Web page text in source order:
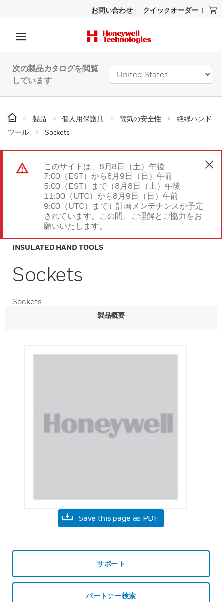
お問い合わせ クイックオーダー
次の製品カタログを閲覧
しています
製品 個人用保護具 電気の安全性
絶縁ハンド
ツール
Sockets
このサイトは、8月8日（土）午後
7:00（EST）から8月9日（日）午前
5:00（EST）まで（8月8日（土）午後
11:00（UTC）から8月9日（日）午前
9:00（UTC）まで）計画メンテナンスが予定
されています。この間、ご理解とご協力をお
願いいたします。
INSULATED HAND TOOLS
Sockets
Sockets
製品概要
Save this page as PDF
サポート
パートナー検索